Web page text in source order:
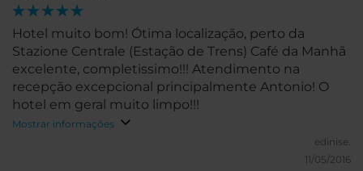
Hotel muito bom! Ótima localização, perto da
Stazione Centrale (Estação de Trens) Café da Manhã
excelente, completissimo!!! Atendimento na
recepção excepcional principalmente Antonio! O
hotel em geral muito limpo!!!
Mostrar informações
edinise.
11/05/2016